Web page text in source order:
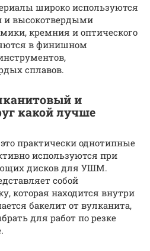
широко используются
и высокотвердыми
кремния и оптического
в финишном
сплавов.
и
какой лучше
практически однотипные
используются при
дисков для УШМ.
собой
которая находится внутри
бакелит от вулканита,
для работ по резке